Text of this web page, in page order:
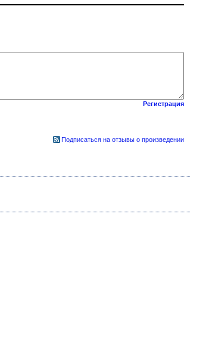
Регистрация
Подписаться на отзывы о произведении